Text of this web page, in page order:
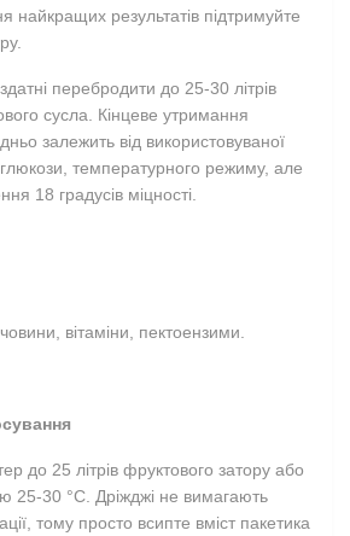
найкращих результатів підтримуйте
перебродити до 25-30 літрів
сусла. Кінцеве утримання
залежить від використовуваної
глюкози, температурного режиму, але
18 градусів міцності.
вітаміни, пектоензими.
до 25 літрів фруктового затору або
25-30 °C. Дріжджі не вимагають
тому просто всипте вміст пакетика